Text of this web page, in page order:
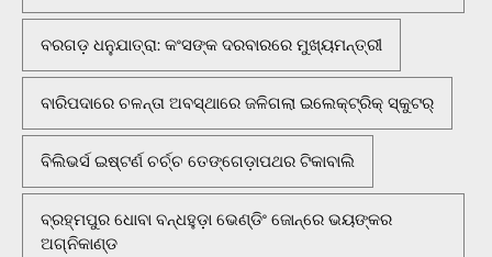
ବରଗଡ଼ ଧନୁଯାତ୍ରା: କଂସଙ୍କ ଦରବାରରେ ମୁଖ୍ୟମନ୍ତ୍ରୀ
ବାରିପଦାରେ ଚଳନ୍ତା ଅବସ୍ଥାରେ ଜଳିଗଲା ଇଲେକ୍ଟ୍ରିକ୍ ସ୍କୁଟର୍
ବିଲିଭର୍ସ ଇଷ୍ଟର୍ଣ ଚର୍ଚ୍ଚ ତେଙ୍ଗେଡ଼ାପଥର ଟିକାବାଲି
ବ୍ରହ୍ମପୁର ଧୋବା ବନ୍ଧହୁଡ଼ା ଭେଣ୍ଡିଂ ଜୋନ୍‌ରେ ଭୟଙ୍କର
ଅଗ୍ନିକାଣ୍ଡ